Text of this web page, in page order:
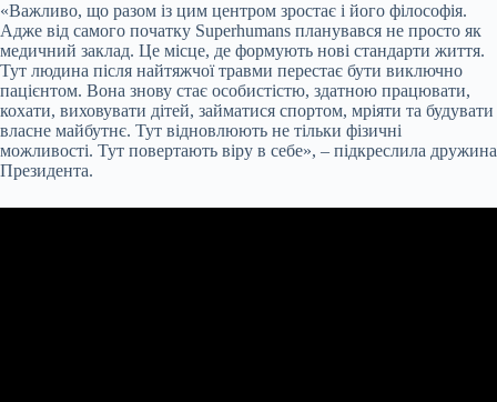
«Важливо, що разом із цим центром зростає і його філософія.
Адже від самого початку Superhumans планувався не просто як
медичний заклад. Це місце, де формують нові стандарти життя.
Тут людина після найтяжчої травми перестає бути виключно
пацієнтом. Вона знову стає особистістю, здатною працювати,
кохати, виховувати дітей, займатися спортом, мріяти та будувати
власне майбутнє. Тут відновлюють не тільки фізичні
можливості. Тут повертають віру в себе», – підкреслила дружина
Президента.